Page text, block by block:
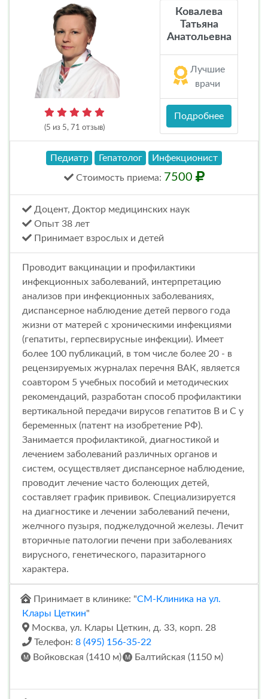
(5 из 5, 71 отзыв)
Ковалева
Татьяна
Анатольевна
Лучшие
врачи
Подробнее
Педиатр Гепатолог Инфекционист
Стоимость приема: 7500
Доцент, Доктор медицинских наук
Опыт 38 лет
Принимает взрослых и детей
Проводит вакцинации и профилактики
инфекционных заболеваний, интерпретацию
анализов при инфекционных заболеваниях,
диспансерное наблюдение детей первого года
жизни от матерей с хроническими инфекциями
(гепатиты, герпесвирусные инфекции). Имеет
более 100 публикаций, в том числе более 20 - в
рецензируемых журналах перечня ВАК, является
соавтором 5 учебных пособий и методических
рекомендаций, разработан способ профилактики
вертикальной передачи вирусов гепатитов В и С у
беременных (патент на изобретение РФ).
Занимается профилактикой, диагностикой и
лечением заболеваний различных органов и
систем, осуществляет диспансерное наблюдение,
проводит лечение часто болеющих детей,
составляет график прививок. Специализируется
на диагностике и лечении заболеваний печени,
желчного пузыря, поджелудочной железы. Лечит
вторичные патологии печени при заболеваниях
вирусного, генетического, паразитарного
характера.
Принимает в клинике: "СМ-Клиника на ул.
Клары Цеткин"
Москва, ул. Клары Цеткин, д. 33, корп. 28
Телефон: 8 (495) 156-35-22
Войковская (1410 м)
Балтийская (1150 м)